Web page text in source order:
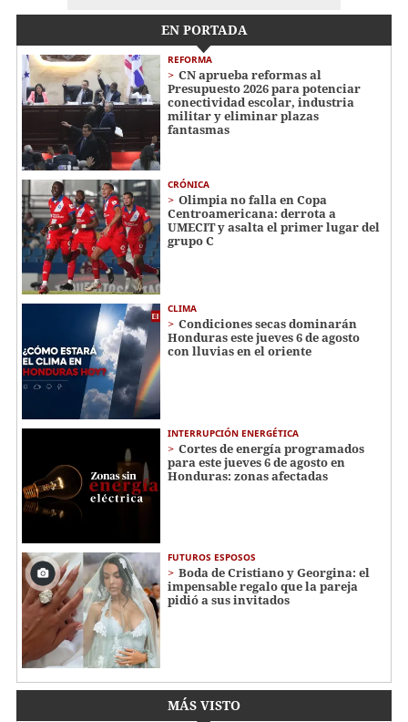
EN PORTADA
REFORMA
CN aprueba reformas al
Presupuesto 2026 para potenciar
conectividad escolar, industria
militar y eliminar plazas
fantasmas
CRÓNICA
Olimpia no falla en Copa
Centroamericana: derrota a
UMECIT y asalta el primer lugar del
grupo C
CLIMA
Condiciones secas dominarán
Honduras este jueves 6 de agosto
con lluvias en el oriente
INTERRUPCIÓN ENERGÉTICA
Cortes de energía programados
para este jueves 6 de agosto en
Honduras: zonas afectadas
FUTUROS ESPOSOS
Boda de Cristiano y Georgina: el
impensable regalo que la pareja
pidió a sus invitados
MÁS VISTO